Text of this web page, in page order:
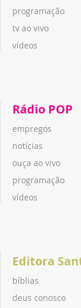
programação
tv ao vivo
vídeos
Rádio POP
empregos
notícias
ouça ao vivo
programação
vídeos
Editora
bíblias
deus conosco